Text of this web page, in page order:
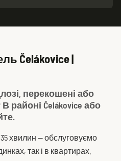
Čelákovice |
перекошені або
районі Čelákovice або
хвилин — обслуговуємо
так і в квартирах.